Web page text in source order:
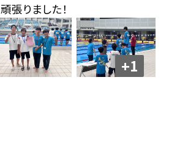
張りました！
+1